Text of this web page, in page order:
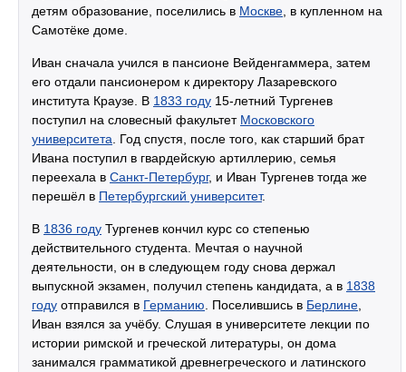
детям образование, поселились в Москве , в купленном на
Самотёке доме.
Иван сначала учился в пансионе Вейденгаммера, затем
его отдали пансионером к директору Лазаревского
института Краузе. В 1833 году 15-летний Тургенев
поступил на словесный факультет Московского
университета . Год спустя, после того, как старший брат
Ивана поступил в гвардейскую артиллерию, семья
переехала в Санкт-Петербург, и Иван Тургенев тогда же
перешёл в Петербургский университет.
В 1836 году Тургенев кончил курс со степенью
действительного студента. Мечтая о научной
деятельности, он в следующем году снова держал
выпускной экзамен, получил степень кандидата, а в 1838
году отправился в Германию . Поселившись в Берлине
Иван взялся за учёбу. Слушая в университете лекции по
истории римской и греческой литературы, он дома
занимался грамматикой древнегреческого и латинского